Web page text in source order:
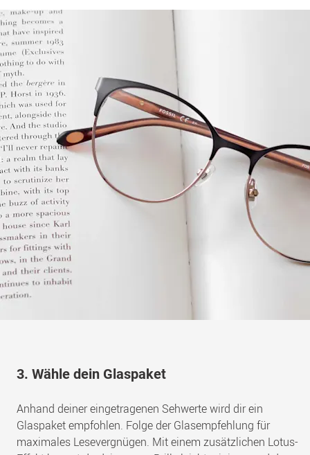
3. Wähle dein Glaspaket
Anhand deiner eingetragenen Sehwerte wird dir ein
Glaspaket empfohlen. Folge der Glasempfehlung für
maximales Lesevergnügen. Mit einem zusätzlichen Lotus-